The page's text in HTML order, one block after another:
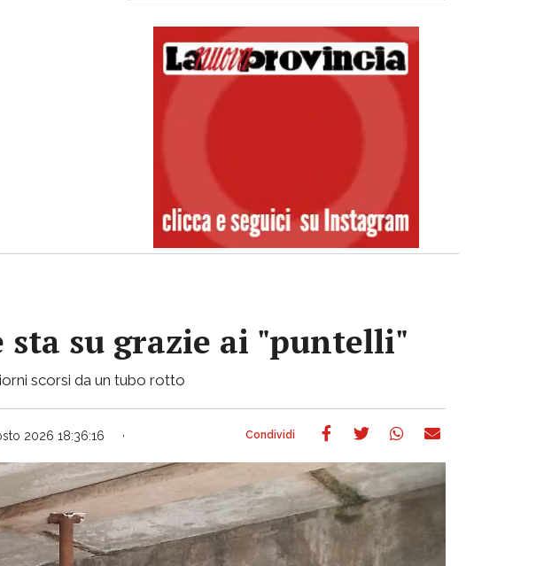
su grazie ai "puntelli"
scorsi da un tubo rotto
2026 18:36:16